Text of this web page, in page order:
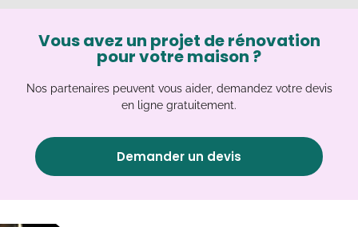
Vous avez un projet de rénovation
pour votre maison ?
Nos partenaires peuvent vous aider, demandez votre devis
en ligne gratuitement.
Demander un devis